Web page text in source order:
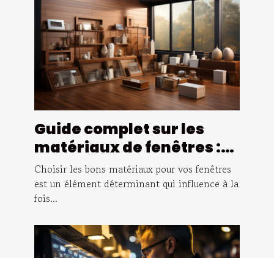
Guide complet sur les
matériaux de fenêtres :
avantages et
inconvénients du PVC,
bois et aluminium
Choisir les bons matériaux pour vos fenêtres
est un élément déterminant qui influence à la
fois...